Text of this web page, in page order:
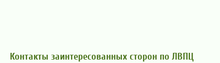
Контакты заинтересованных сторон по ЛВПЦ